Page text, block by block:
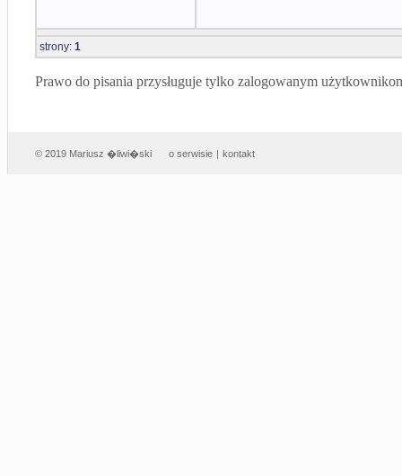
strony: 1
Prawo do pisania przysługuje tylko zalogowanym
© 2019 Mariusz �liwi�ski o serwisie | kontakt